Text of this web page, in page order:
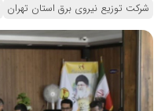
شرکت توزیع نیروی برق استان تهران